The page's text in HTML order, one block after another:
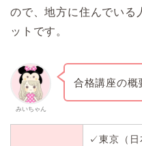
ので、地方に住んでいる
ットです。
みいちゃん
合格講座の概
✓東京（日